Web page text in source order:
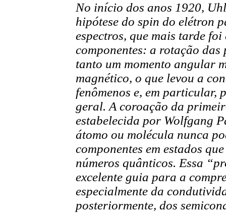
No início dos anos 1920,
hipótese do spin do elétron
espectros, que mais tarde
componentes: a rotação
tanto um momento angular
magnético, o que levou a
fenômenos e, em particular,
geral. A coroação da
estabelecida por Wolfgang
átomo ou molécula nunca
componentes em estados
números quânticos. Essa
excelente guia para a
especialmente da
posteriormente, dos